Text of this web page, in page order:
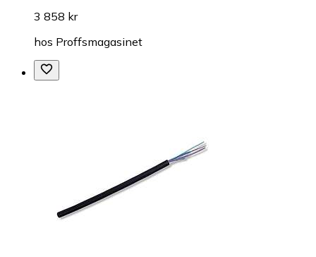
3 858 kr
hos Proffsmagasinet